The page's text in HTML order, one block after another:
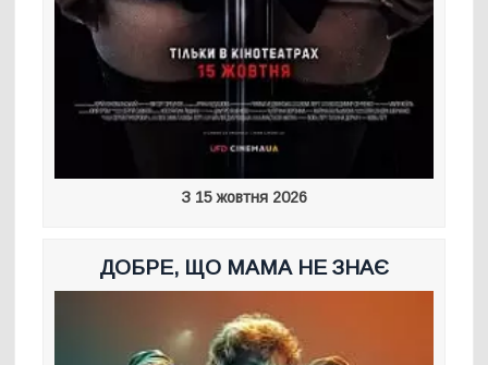
З 15 жовтня 2026
ДОБРЕ, ЩО МАМА НЕ ЗНАЄ